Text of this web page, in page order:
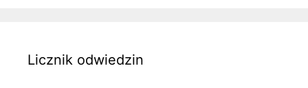
Licznik odwiedzin